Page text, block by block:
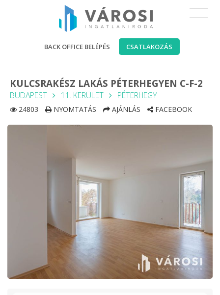
BACK OFFICE BELÉPÉS CSATLAKOZÁS
KULCSRAKÉSZ LAKÁS PÉTERHEGYEN C-F-2
BUDAPEST 11. KERÜLET PÉTERHEGY
24803 NYOMTATÁS AJÁNLÁS FACEBOOK